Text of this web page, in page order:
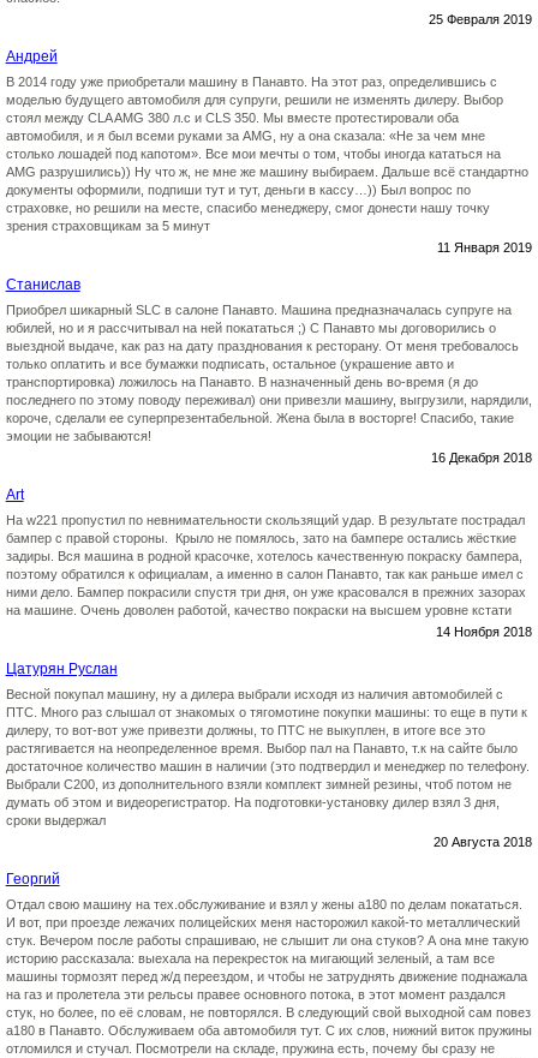
25 Февраля 2019
Андрей
В 2014 году уже приобретали машину в Панавто. На этот раз, определившись с
моделью будущего автомобиля для супруги, решили не изменять дилеру. Выбор
стоял между CLA AMG 380 л.с и CLS 350. Мы вместе протестировали оба
автомобиля, и я был всеми руками за AMG, ну а она сказала: «Не за чем мне
столько лошадей под капотом». Все мои мечты о том, чтобы иногда кататься на
AMG разрушились)) Ну что ж, не мне же машину выбираем. Дальше всё стандартно
документы оформили, подпиши тут и тут, деньги в кассу…)) Был вопрос по
страховке, но решили на месте, спасибо менеджеру, смог донести нашу точку
зрения страховщикам за 5 минут
11 Января 2019
Станислав
Приобрел шикарный SLC в салоне Панавто. Машина предназначалась супруге на
юбилей, но и я рассчитывал на ней покататься ;) С Панавто мы договорились о
выездной выдаче, как раз на дату празднования к ресторану. От меня требовалось
только оплатить и все бумажки подписать, остальное (украшение авто и
транспортировка) ложилось на Панавто. В назначенный день во-время (я до
последнего по этому поводу переживал) они привезли машину, выгрузили, нарядили,
короче, сделали ее суперпрезентабельной. Жена была в восторге! Спасибо, такие
эмоции не забываются!
16 Декабря 2018
Art
На w221 пропустил по невнимательности скользящий удар. В результате пострадал
бампер с правой стороны. Крыло не помялось, зато на бампере остались жёсткие
задиры. Вся машина в родной красочке, хотелось качественную покраску бампера,
поэтому обратился к официалам, а именно в салон Панавто, так как раньше имел с
ними дело. Бампер покрасили спустя три дня, он уже красовался в прежних зазорах
на машине. Очень доволен работой, качество покраски на высшем уровне кстати
14 Ноября 2018
Цатурян Руслан
Весной покупал машину, ну а дилера выбрали исходя из наличия автомобилей с
ПТС. Много раз слышал от знакомых о тягомотине покупки машины: то еще в пути к
дилеру, то вот-вот уже привезти должны, то ПТС не выкуплен, в итоге все это
растягивается на неопределенное время. Выбор пал на Панавто, т.к на сайте было
достаточное количество машин в наличии (это подтвердил и менеджер по телефону.
Выбрали С200, из дополнительного взяли комплект зимней резины, чтоб потом не
думать об этом и видеорегистратор. На подготовки-установку дилер взял 3 дня,
сроки выдержал
20 Августа 2018
Георгий
Отдал свою машину на тех.обслуживание и взял у жены а180 по делам покататься.
И вот, при проезде лежачих полицейских меня насторожил какой-то металлический
стук. Вечером после работы спрашиваю, не слышит ли она стуков? А она мне такую
историю рассказала: выехала на перекресток на мигающий зеленый, а там все
машины тормозят перед ж/д переездом, и чтобы не затруднять движение поднажала
на газ и пролетела эти рельсы правее основного потока, в этот момент раздался
стук, но более, по её словам, не повторялся. В следующий свой выходной сам повез
а180 в Панавто. Обслуживаем оба автомобиля тут. С их слов, нижний виток пружины
отломился и стучал. Посмотрели на складе, пружина есть, почему бы сразу не